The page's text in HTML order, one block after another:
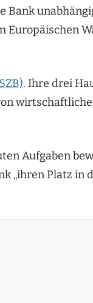
Bank
Europäischen
. Ihre drei
Aufgaben
„ihren Platz in